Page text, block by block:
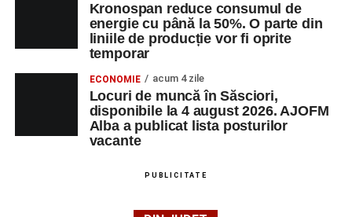
Kronospan reduce consumul de
energie cu până la 50%. O parte din
liniile de producție vor fi oprite
temporar
ECONOMIE acum 4 zile
Locuri de muncă în Săsciori,
disponibile la 4 august 2026. AJOFM
Alba a publicat lista posturilor
vacante
PUBLICITATE